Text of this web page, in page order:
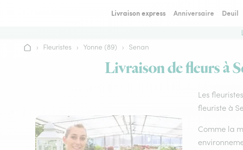
Livraison express Anniversaire Deuil
Accueil
› Fleuristes › Yonne (89) › Senan
Livraison de fleurs à
Les
fleuriste à
Comme la